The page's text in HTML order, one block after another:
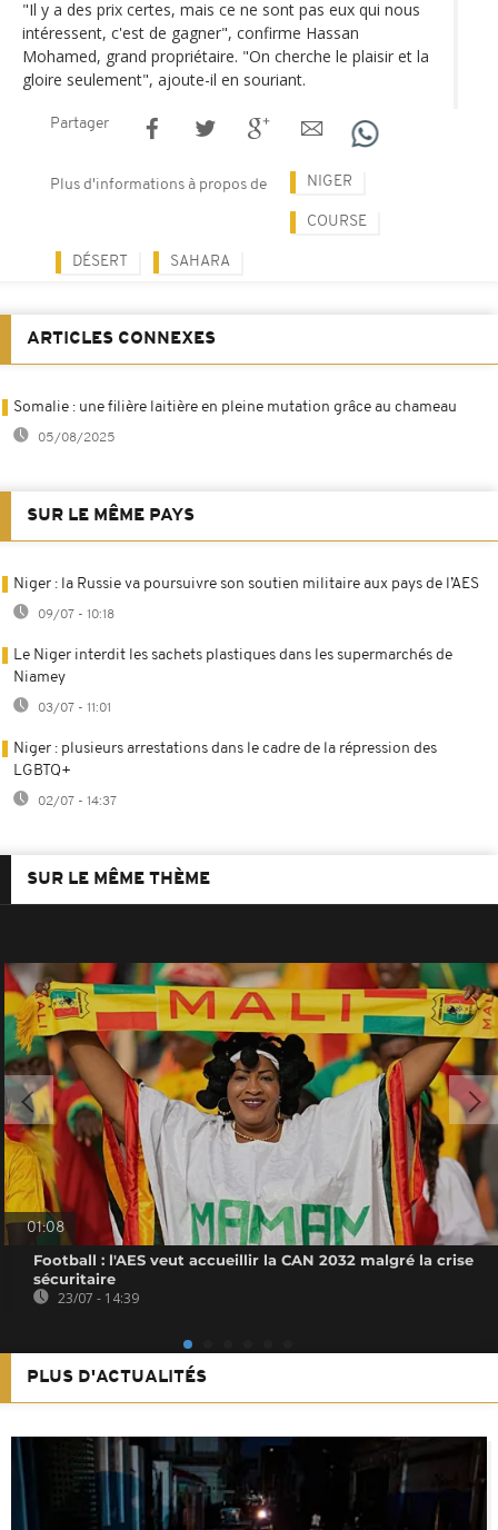
"Il y a des prix certes, mais ce ne sont pas eux qui nous
intéressent, c'est de gagner", confirme Hassan
Mohamed, grand propriétaire. "On cherche le plaisir et la
gloire seulement", ajoute-il en souriant.
Partager
Plus d'informations à propos de NIGER
COURSE
DÉSERT SAHARA
ARTICLES CONNEXES
Somalie : une filière laitière en pleine mutation grâce au chameau
05/08/2025
SUR LE MÊME PAYS
Niger : la Russie va poursuivre son soutien militaire aux pays de l’AES
09/07 - 10:18
Le Niger interdit les sachets plastiques dans les supermarchés de
Niamey
03/07 - 11:01
Niger : plusieurs arrestations dans le cadre de la répression des
LGBTQ+
02/07 - 14:37
SUR LE MÊME THÈME
01:08
Football : l'AES veut accueillir la CAN 2032 malgré la crise
sécuritaire
23/07 - 14:39
PLUS D'ACTUALITÉS